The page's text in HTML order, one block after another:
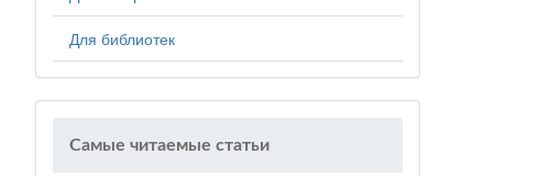
Для библиотек
Самые читаемые статьи